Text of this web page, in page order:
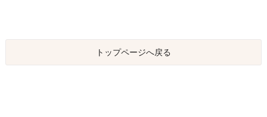
トップページへ戻る